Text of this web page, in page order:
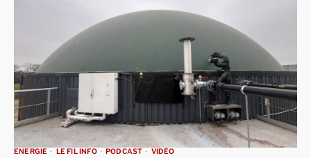
ENERGIE LE FIL INFO PODCAST VIDÉO